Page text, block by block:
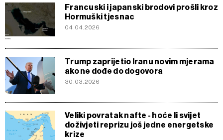
Francuski i japanski brodovi prošli kroz
Hormuški tjesnac
04.04.2026
Trump zaprijetio Iranu novim mjerama
ako ne dođe do dogovora
30.03.2026
Veliki povratak nafte - hoće li svijet
doživjeti reprizu još jedne energetske
krize